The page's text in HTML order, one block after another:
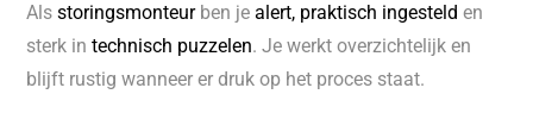
Alsstoringsmonteurben jealert, praktisch ingesteld en
sterk intechnisch puzzelen. Je werkt overzichtelijk en
blijft rustig wanneer er druk op het proces staat.